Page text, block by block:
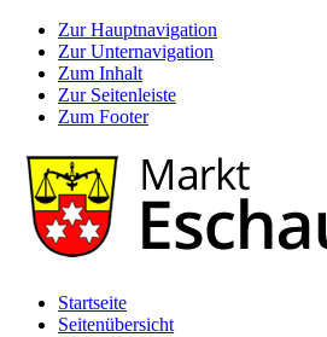
Zur Hauptnavigation
Zur Unternavigation
Zum Inhalt
Zur Seitenleiste
Zum Footer
Startseite
Seitenübersicht